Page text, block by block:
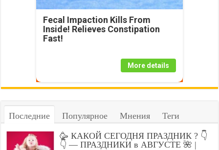
Fecal Impaction Kills From
Inside! Relieves Constipation
Fast!
More details
Последние Популярное Мнения Теги
🥳 КАКОЙ СЕГОДНЯ ПРАЗДНИК ? 👇
👇 — ПРАЗДНИКИ в АВГУСТЕ 🌺 |